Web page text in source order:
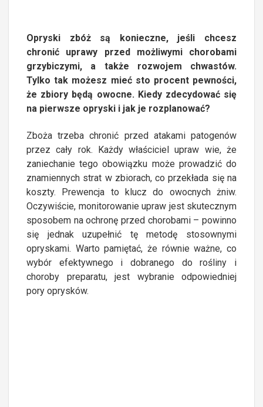
Opryski zbóż są konieczne, jeśli chcesz
chronić uprawy przed możliwymi chorobami
grzybiczymi, a także rozwojem chwastów.
Tylko tak możesz mieć sto procent pewności,
że zbiory będą owocne. Kiedy zdecydować się
na pierwsze opryski i jak je rozplanować?
Zboża trzeba chronić przed atakami patogenów
przez cały rok. Każdy właściciel upraw wie, że
zaniechanie tego obowiązku może prowadzić do
znamiennych strat w zbiorach, co przekłada się na
koszty. Prewencja to klucz do owocnych żniw.
Oczywiście, monitorowanie upraw jest skutecznym
sposobem na ochronę przed chorobami – powinno
się jednak uzupełnić tę metodę stosownymi
opryskami. Warto pamiętać, że równie ważne, co
wybór efektywnego i dobranego do rośliny i
choroby preparatu, jest wybranie odpowiedniej
pory oprysków.